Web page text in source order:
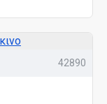
42890